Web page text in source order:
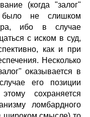
(когда "залог"
было не слишком
ибо в случае
с иском в суд,
как и при
Несколько
оказывается в
его позиции
сохраняется
ломбардного